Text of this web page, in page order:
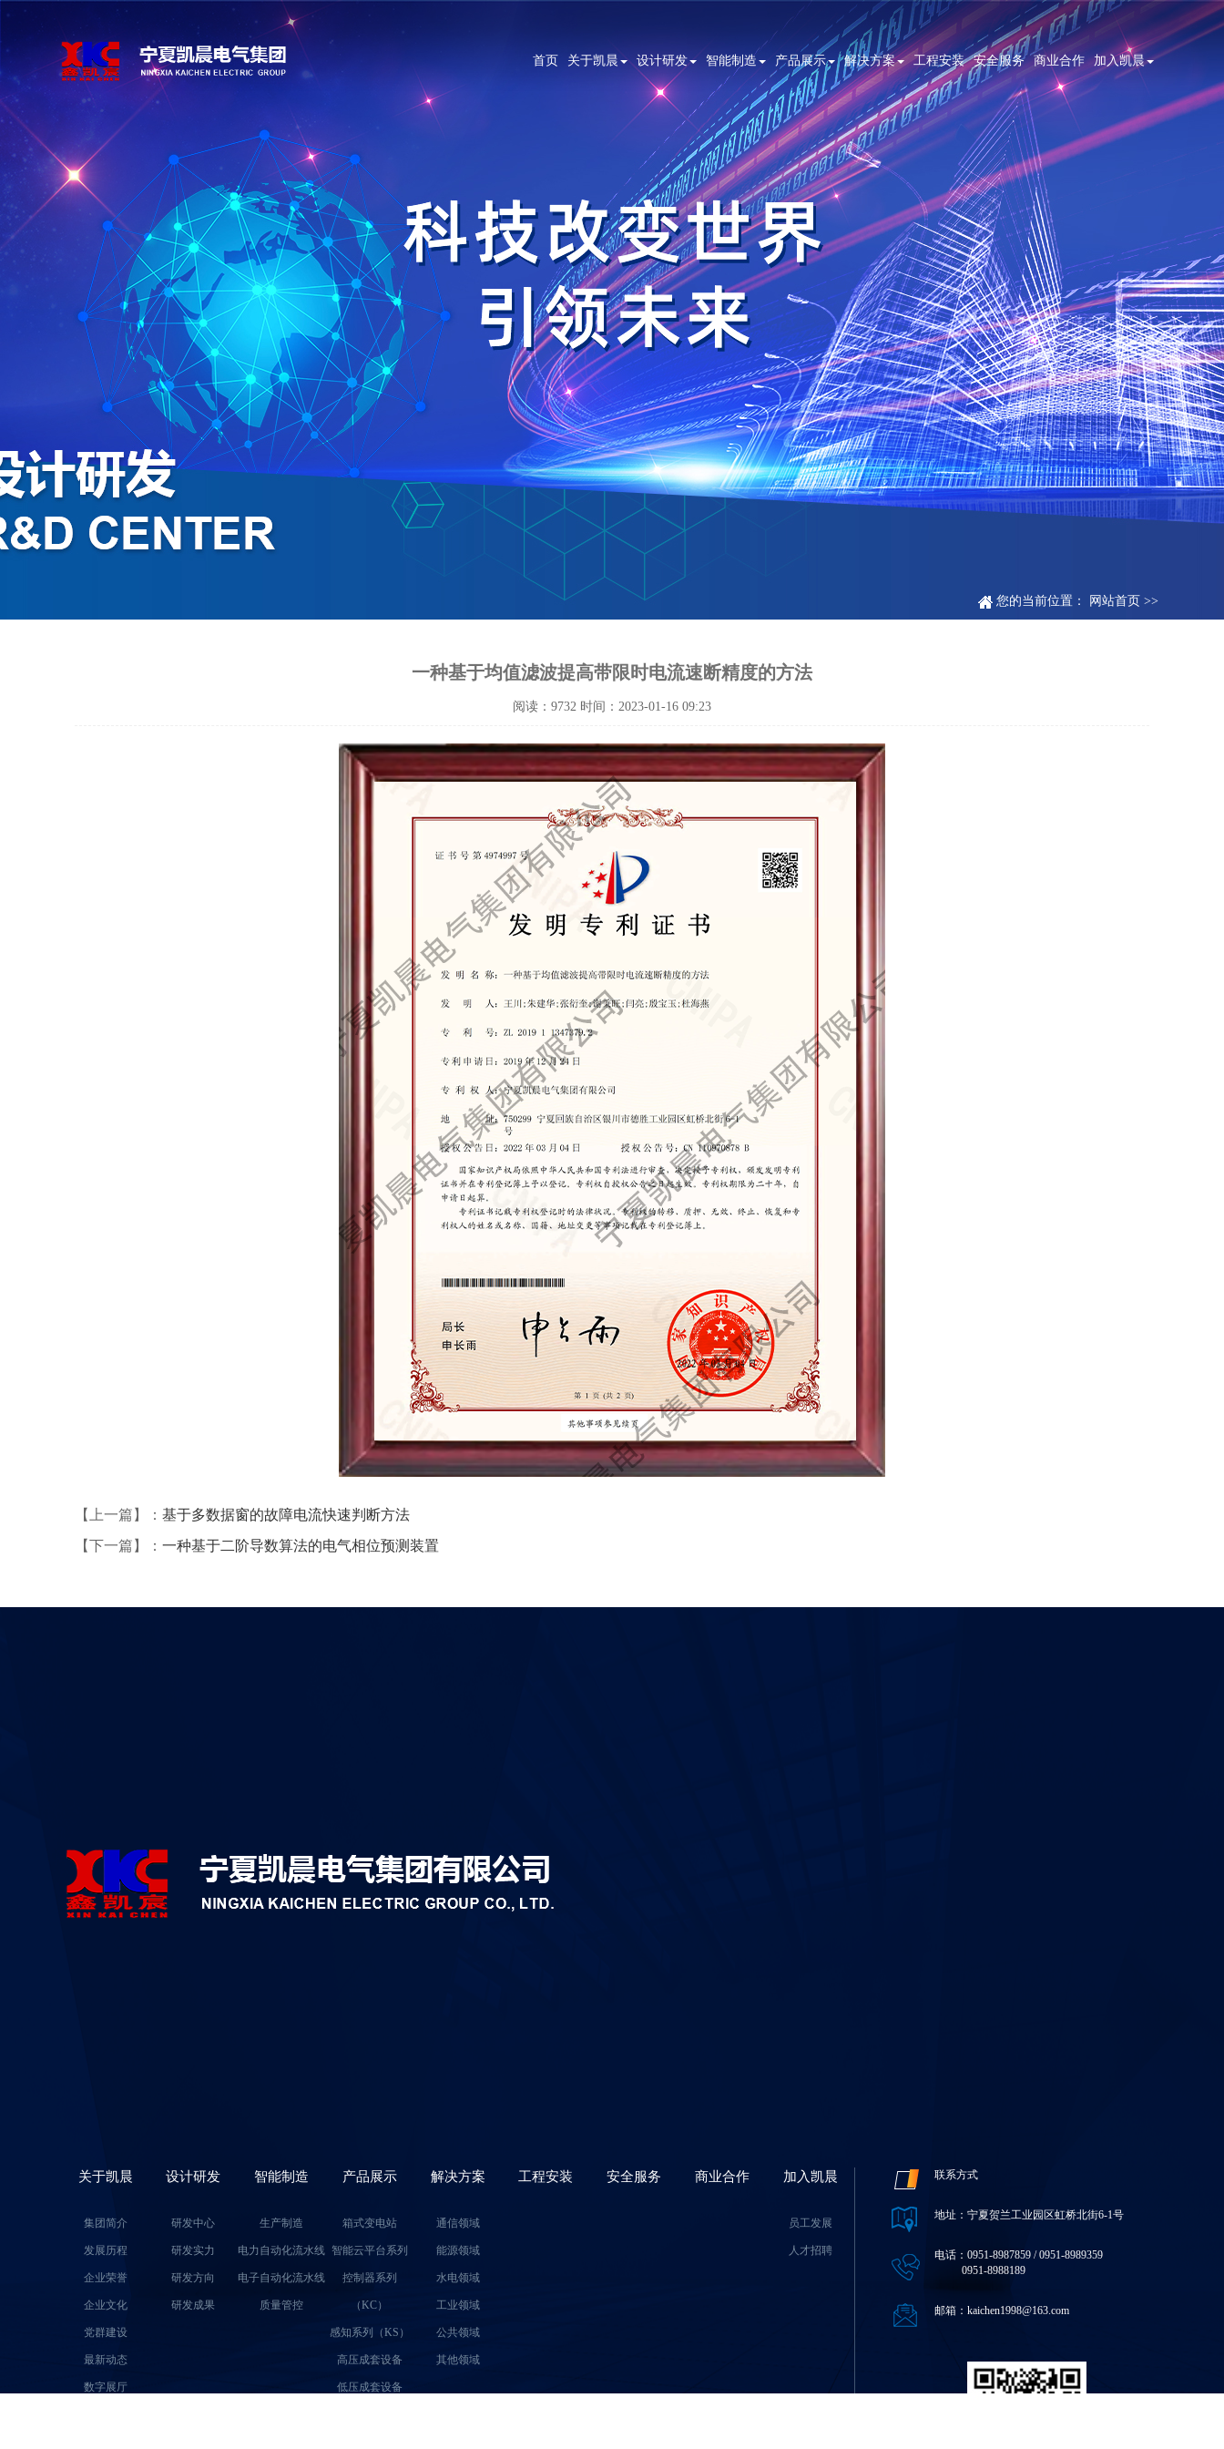
首页 关于凯晨 设计研发 智能制造 产品展示 解决方案 工程安装 安全服务 商业合作 加入凯晨
您的当前位置： 网站首页 >>
一种基于均值滤波提高带限时电流速断精度的方法
阅读：9732 时间：2023-01-16 09:23
【上一篇】： 基于多数据窗的故障电流快速判断方法
【下一篇】： 一种基于二阶导数算法的电气相位预测装置
关于凯晨
集团简介
发展历程
企业荣誉
企业文化
党群建设
最新动态
数字展厅
设计研发
研发中心
研发实力
研发方向
研发成果
智能制造
生产制造
电力自动化流水线
电子自动化流水线
质量管控
产品展示
箱式变电站
智能云平台系列
控制器系列
（KC）
感知系列（KS）
高压成套设备
低压成套设备
解决方案
通信领域
能源领域
水电领域
工业领域
公共领域
其他领域
工程安装 安全服务 商业合作 加入凯晨
员工发展
人才招聘
联系方式
地址：宁夏贺兰工业园区虹桥北街6-1号
电话：0951-8987859 / 0951-8989359
0951-8988189
邮箱：kaichen1998@163.com